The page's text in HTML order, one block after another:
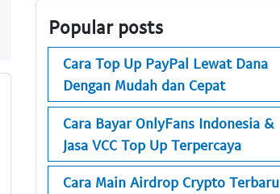
Popular posts
Cara Top Up PayPal Lewat Dana
Dengan Mudah dan Cepat
Cara Bayar OnlyFans Indonesia &
Jasa VCC Top Up Terpercaya
Cara Main Airdrop Crypto Terbaru